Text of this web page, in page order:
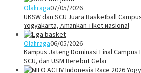
Olahraga07/05/2026
UKSW dan SCU Juara Basketball
Yogyakarta, Amankan Tiket Nasional
Olahraga06/05/2026
Kampus Jateng Dominasi Final Campus
SCU, dan USM Berebut Gelar